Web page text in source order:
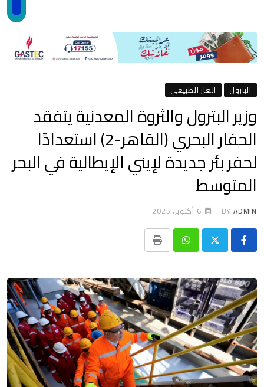
البترول الغاز الطبيعي
وزير البترول والثروة المعدنية يتفقد
الحفار البحري (القاهر-2) استعدادًا
لحفر بئر جديدة لإيني الإيطالية في البحر
المتوسط
BY ADMIN 6 أكتوبر، 2025
Whatsapp
Print